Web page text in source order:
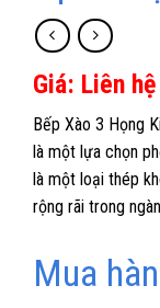
Giá: Liên hệ
Bếp Xào 3 Họng
là một lựa chọn
là một loại thép
rộng rãi trong
Mua